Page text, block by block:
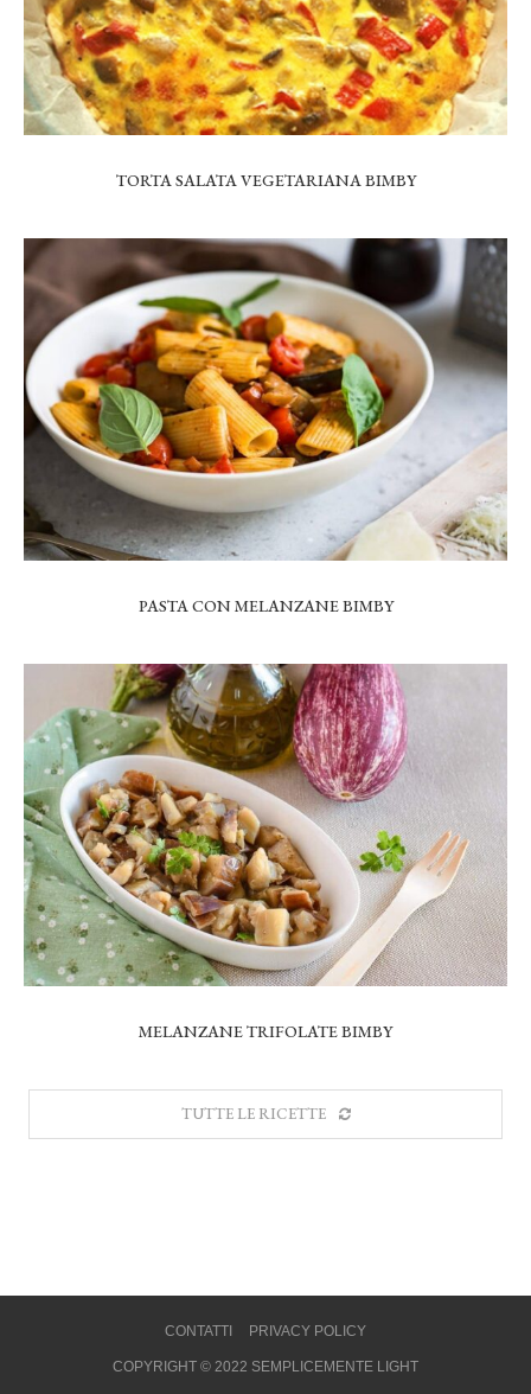
TORTA SALATA VEGETARIANA BIMBY
PASTA CON MELANZANE BIMBY
MELANZANE TRIFOLATE BIMBY
TUTTE LE RICETTE
CONTATTI PRIVACY POLICY
COPYRIGHT © 2022 SEMPLICEMENTE LIGHT